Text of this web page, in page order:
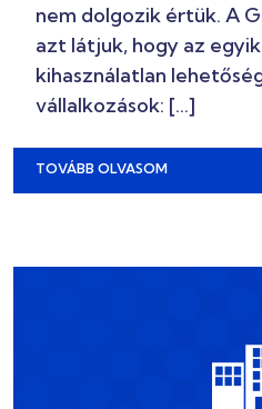
nem dolgozik értük. A
azt látjuk, hogy az
kihasználatlan
vállalkozások: […]
TOVÁBB OLVASOM